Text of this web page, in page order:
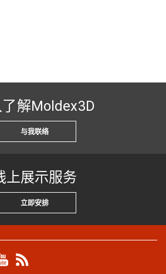
解Moldex3D
与我联络
上展示服务
立即安排